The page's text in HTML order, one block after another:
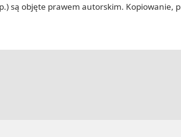
są objęte prawem autorskim. Kopiowanie,